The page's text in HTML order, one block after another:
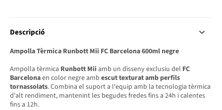
Descripció
Ampolla Tèrmica Runbott Mii FC Barcelona 600ml negre
Ampolla tèrmica Runbott Mii amb un disseny exclusiu del FC
Barcelonaen color negre amb escut texturat amb perfils
tornassolats. Combina el suport a l'equip amb la tecnologia tèrmica
d'alt rendiment, mantenint les begudes fredes fins a 24h i calentes
fins a 12h.